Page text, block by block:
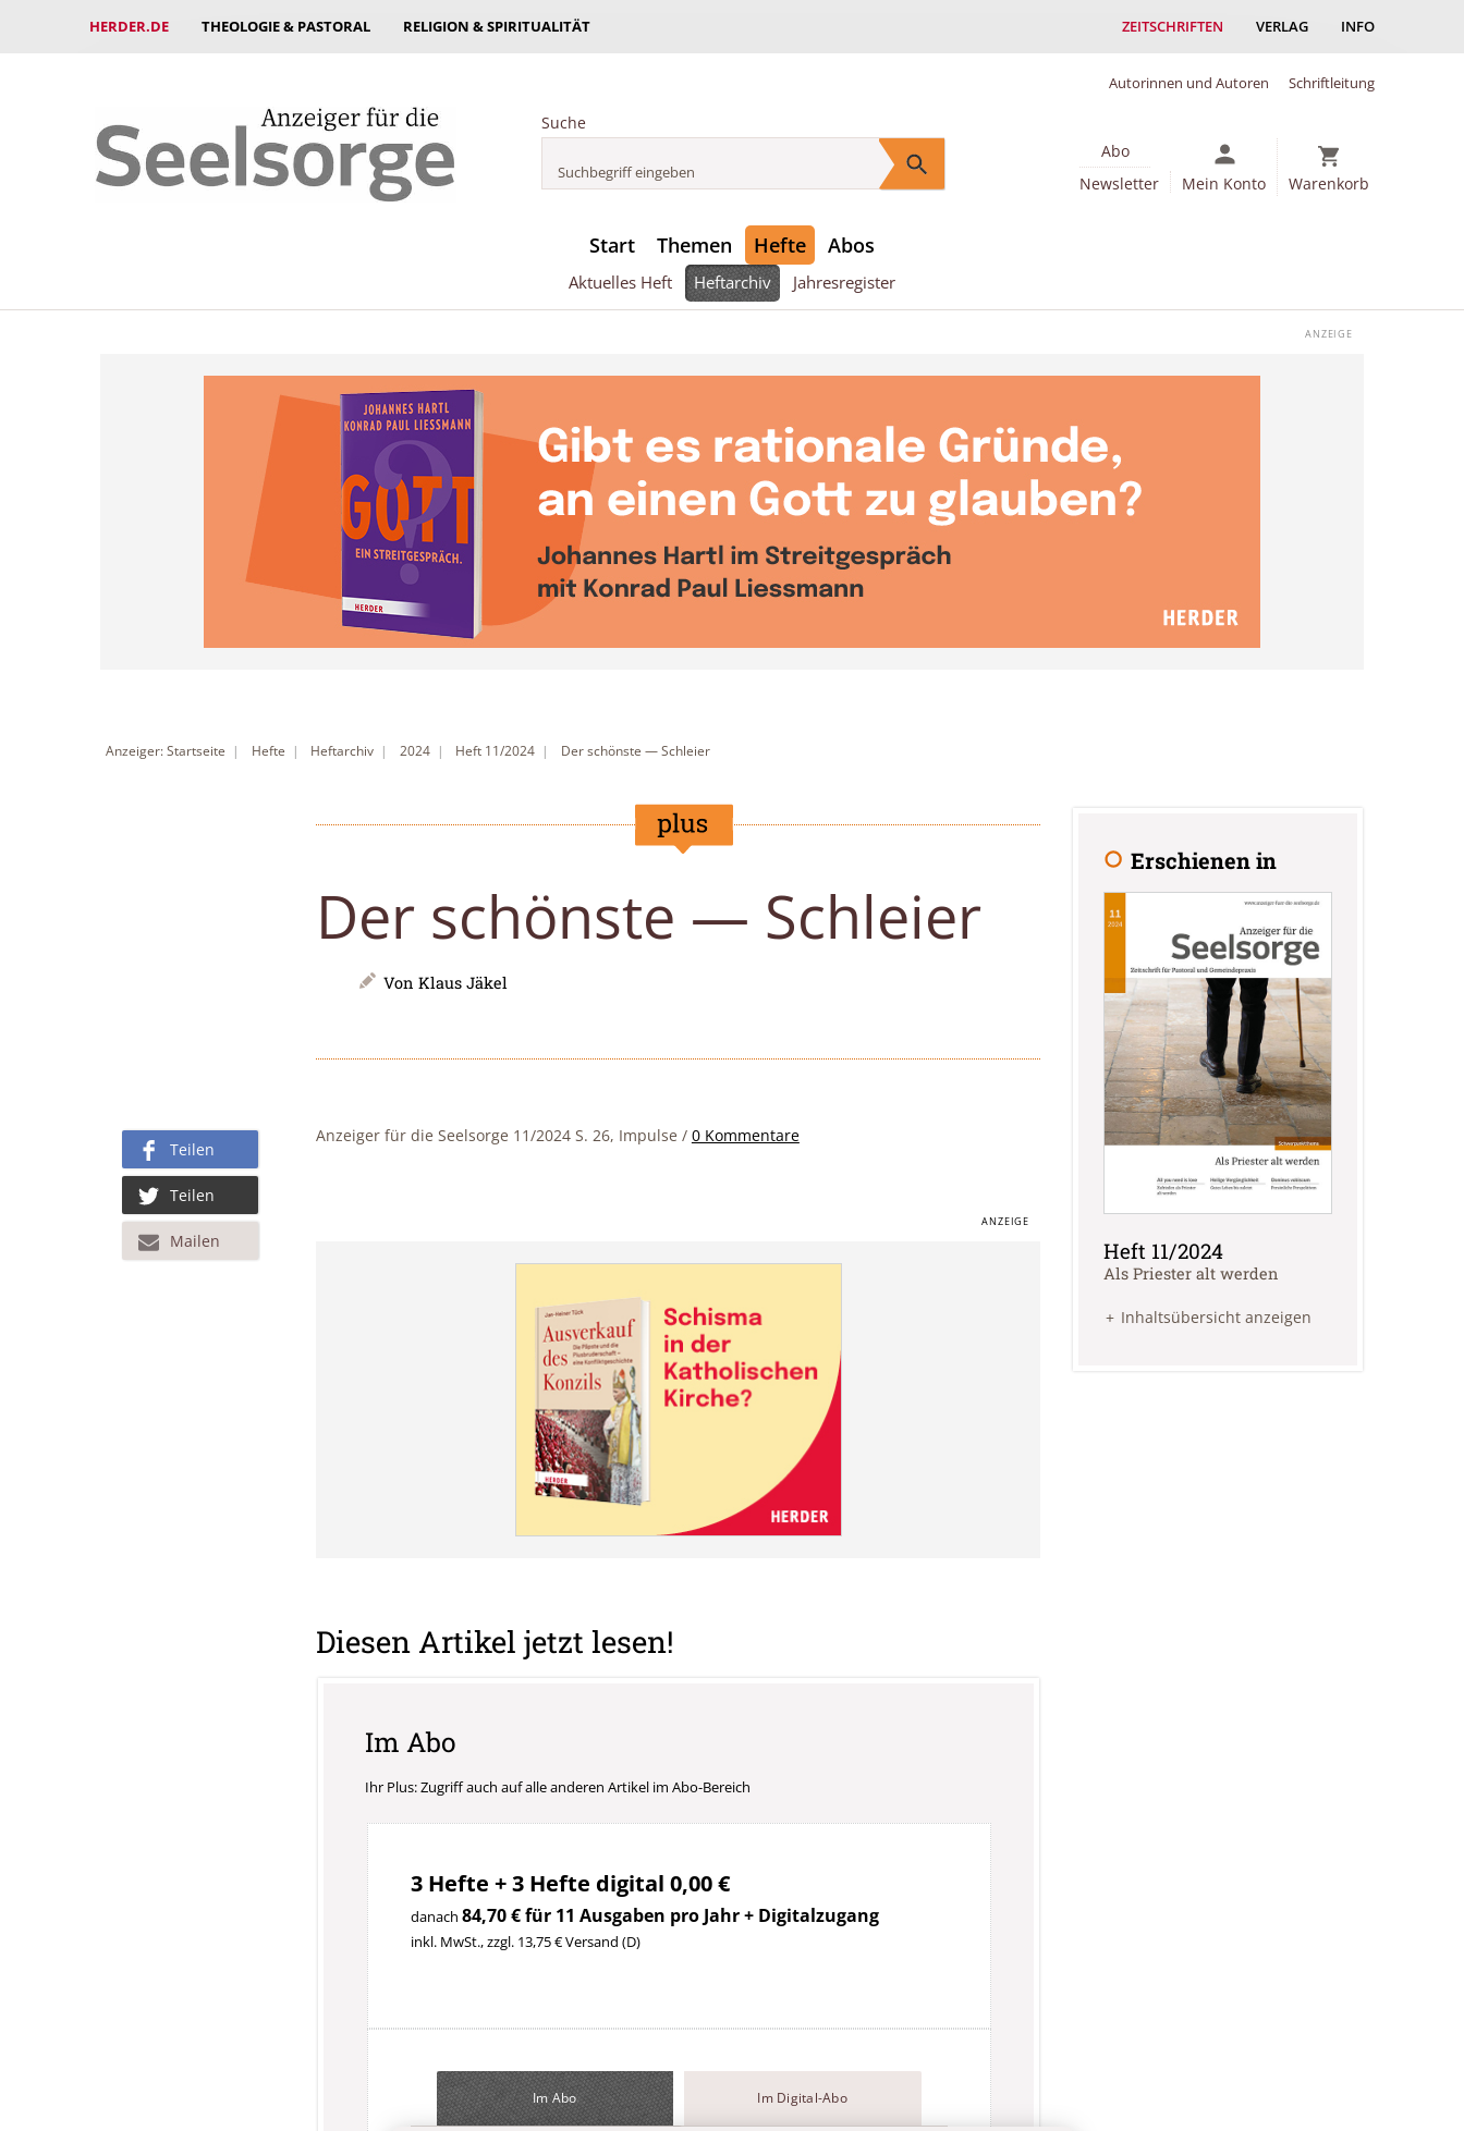
HERDER.DE THEOLOGIE & PASTORAL RELIGION & SPIRITUALITÄT ZEITSCHRIFTEN VERLAG INFO
Autorinnen und Autoren Schriftleitung
Suche
Abo
Newsletter
Mein Konto Warenkorb
Start Themen Hefte Abos
Aktuelles Heft Heftarchiv Jahresregister
Anzeiger: Startseite Hefte Heftarchiv 2024 Heft 11/2024 Der schönste — Schleier
Der schönste — Schleier
Von Klaus Jäkel
Anzeiger für die Seelsorge 11/2024 S. 26, Impulse / 0 Kommentare
Diesen Artikel jetzt lesen!
Im Abo
Ihr Plus: Zugriff auch auf alle anderen Artikel im Abo-Bereich
3 Hefte + 3 Hefte digital 0,00 €
danach 84,70 € für 11 Ausgaben pro Jahr + Digitalzugang
inkl. MwSt., zzgl. 13,75 € Versand (D)
Im Abo Im Digital-Abo
Teilen
Teilen
Mailen
Erschienen in
Heft 11/2024
:
Als Priester alt werden
Inhaltsübersicht anzeigen